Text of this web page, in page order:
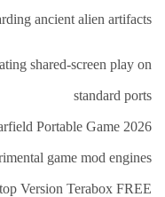
نحن
اتصل
بنا
ancient alien artifacts.
shared-screen play on
standard ports
Portable Game 2026
game mod engines
Version Terabox FREE